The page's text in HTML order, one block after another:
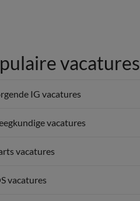
vacatures
IG vacatures
vacatures
vacatures
vacatures